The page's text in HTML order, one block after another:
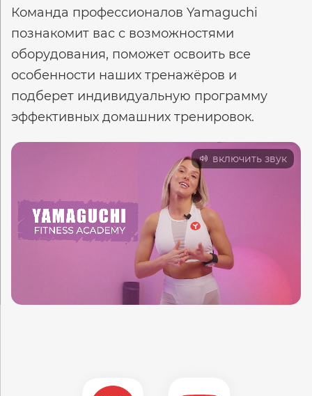
Команда профессионалов Yamaguchi
познакомит вас с возможностями
оборудования, поможет освоить все
особенности наших тренажёров и
подберет индивидуальную программу
эффективных домашних тренировок.
включить звук